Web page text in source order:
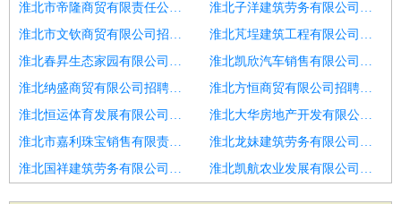
淮北市帝隆商贸有限责任公司招聘保洁
淮北子洋建筑劳务有限公司招聘东营市招聘保洁6
淮北市文钦商贸有限公司招聘保洁员1名
淮北芃埕建筑工程有限公司招聘保洁
淮北春昇生态家园有限公司招聘保洁
淮北凯欣汽车销售有限公司招聘莱山区物业保洁员管吃
淮北纳盛商贸有限公司招聘保洁
淮北方恒商贸有限公司招聘青岛市招聘保洁6
淮北恒运体育发展有限公司招聘保洁
淮北大华房地产开发有限公司招聘保洁
淮北市嘉利珠宝销售有限责任公司招聘保洁
淮北龙妹建筑劳务有限公司招聘济南市招聘保洁2人
淮北国祥建筑劳务有限公司招聘招聘保洁员
淮北凯航农业发展有限公司招聘保洁